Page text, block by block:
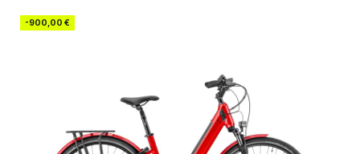
-900,00 €